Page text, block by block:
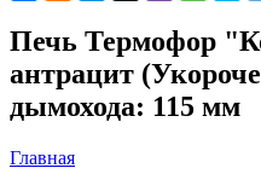
Печь Термофор
антрацит
дымохода: 115 мм
Главная